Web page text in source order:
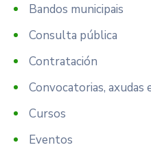
Bandos municipais
Consulta pública
Contratación
Convocatorias, axudas
Cursos
Eventos